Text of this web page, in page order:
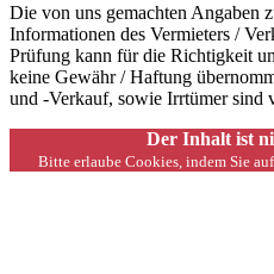
Die von uns gemachten Angaben
Informationen des Vermieters /
Prüfung kann für die Richtigkeit
keine Gewähr / Haftung
und -Verkauf, sowie Irrtümer sind
Der Inhalt ist
Bitte erlaube Cookies, indem Sie